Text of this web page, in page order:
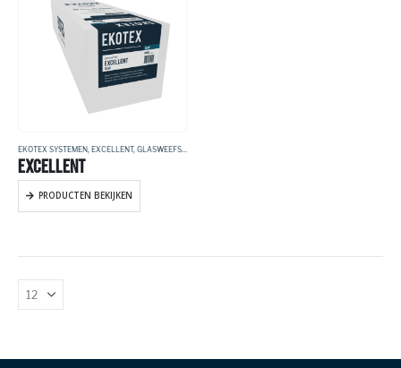
EKOTEX SYSTEMEN EXCELLENT, GLASWEEFSEL
EXCELLENT
PRODUCTEN BEKIJKEN